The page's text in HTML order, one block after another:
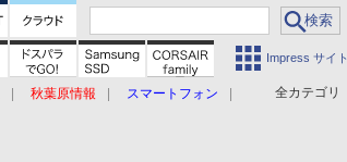
Impress サイト
全カテゴリ
秋葉原情報
スマートフォン